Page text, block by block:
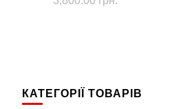
варіантів.
КАТЕГОРІЇ ТОВАРІВ